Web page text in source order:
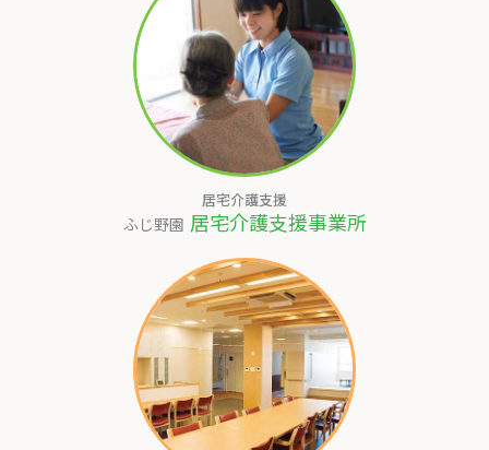
居宅介護支援
ふじ野園 居宅介護支援事業所